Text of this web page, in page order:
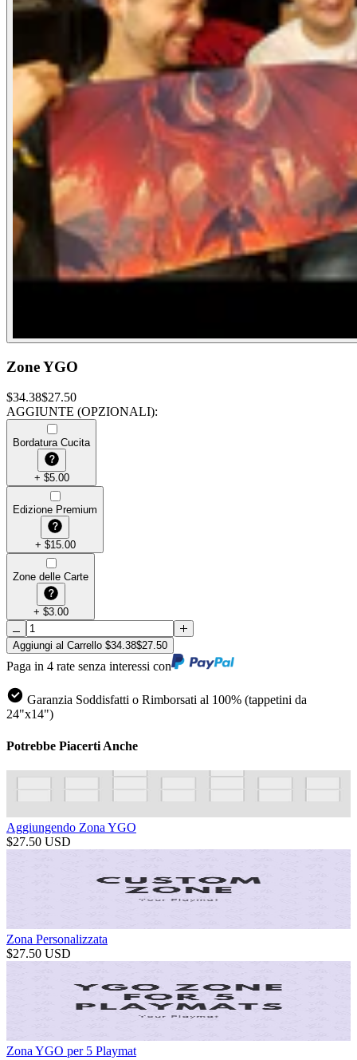
Zone YGO
$34.38$27.50
AGGIUNTE (OPZIONALI):
Bordatura Cucita
+ $5.00
Edizione Premium
+ $15.00
Zone delle Carte
+ $3.00
Aggiungi al Carrello $34.38$27.50
Paga in 4 rate senza interessi con
Garanzia Soddisfatti o Rimborsati al 100% (tappetini da
24"x14")
Potrebbe Piacerti Anche
Aggiungendo Zona YGO
$27.50 USD
Zona Personalizzata
$27.50 USD
Zona YGO per 5 Playmat